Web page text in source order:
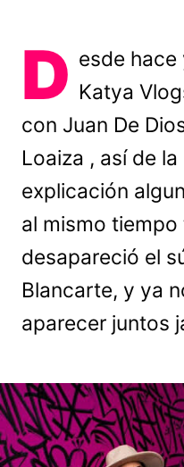
D esde hace
Katya
con Juan De
Loaiza , así de
explicación
al mismo tiempo
desapareció el
Blancarte, y ya
aparecer juntos